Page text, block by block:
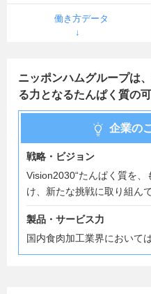
働き方データ
ニッポンハムグループは
る力となるたんぱく質の
企業の
戦略・ビジョン
Vision2030“たんぱく質を、
け、新たな挑戦に取り組ん
製品・サービス力
国内食肉加工業界において